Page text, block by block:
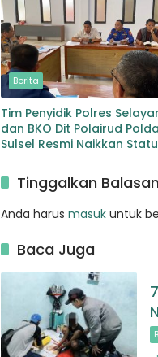
Berita
Tim Penyidik Polres Selayar
dan BKO Dit Polairud Polda
Sulsel Resmi Naikkan
Penyidikan
Tinggalkan Balasan
Anda harus masuk untuk
Baca Juga